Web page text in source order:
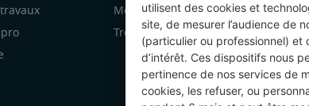
utilisent des cookies et
site, de mesurer l’audience de
(particulier ou professionnel)
d’intérêt. Ces dispositifs nous
pertinence de nos services de
cookies, les refuser, ou
Mon espace
Trouver des chantiers